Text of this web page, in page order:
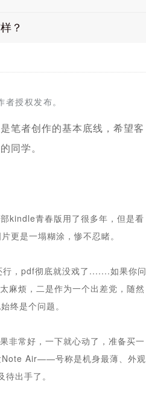
？
者授权发布。
笔者创作的基本底线，希望客
同学。
kindle青春版用了很多年，但是看
更是一塌糊涂，惨不忍睹。
，pdf彻底就没戏了.......如果你问
麻烦，二是作为一个出差党，随然
终是个问题。
非常好，一下就心动了，准备买一
Note Air——号称是机身最薄、外观
出手了。